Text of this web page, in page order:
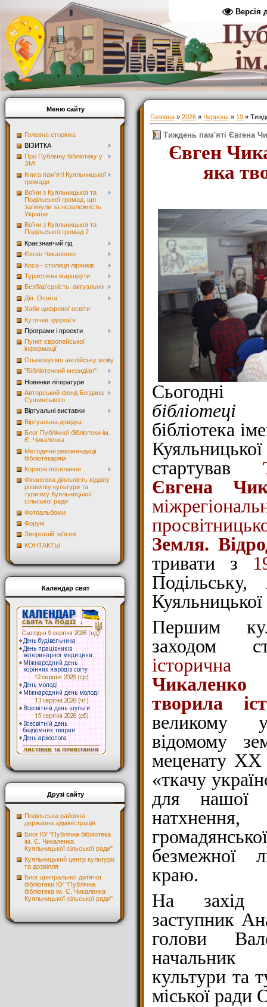
Версія
Меню сайту
Головна сторінка
ВІЗИТКА
Про Публічну бібліотеку у
ЗМІ
Книга пам'яті Куяльницької
громади
Воїни з Куяльницької та
Подільської громад, що
загинули за незалежність
України
Воїни з Куяльницької та
Подільської громад 2
Краєзнавчий гід
Євген Чикаленко
Коси - столиця лірників
Туристичні маршрути
Безбар'єрність: актуально
Дія. Освіта
Хаби цифрової освіти
Куточки здоров'я
Програми і проекти
Пункт європейської
інформації
Опановуємо англійську мову
"Бібліотечний меридіан"
Новинки літератури
Авторський фонд Богдана
Сушинського
Віртуальні виставки
Віртуальна довідка
Блог Публічної бібліотеки ім.
Є. Чикаленка
Методичні рекомендації
бібліотекарям
Корисні посилання
Фінансова діяльність відділу
розвитку культури та
туризму Куяльницької
сільської ради
Фотоальбоми
Форум
Зворотній зв'язок
КОНТАКТЫ
Календар свят
Друзі сайту
Подільська районна
державна адміністрація
Блог КУ "Публічна бібліотека
ім. Є. Чикаленка
Куяльницької сільської ради"
Куяльницький центр культури
та дозвілля
Блог центральної дитячої
бібліотеки КУ "Публічна
бібліотека ім. Є. Чикаленка
Куяльницької сільської ради"
Головна » 2026 » Червень » 19 »
Тиждень пам'яті Євгена
Євген
яка
бібліотеці
бібліотека
стартував
Євгена
Земля.
тривати з
Першим
заходом
творила
великому
відомому
меценату XX
«ткачу
для нашої
безмежної
краю.
На захід
заступник
голови
начальник
культури та
міської ради